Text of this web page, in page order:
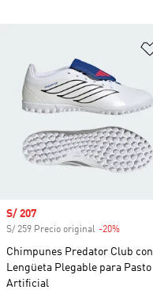
Precio de venta
S/ 207
S/ 259 Precio original -20%
Chimpunes Predator Club con
Lengüeta Plegable para Pasto
Artificial